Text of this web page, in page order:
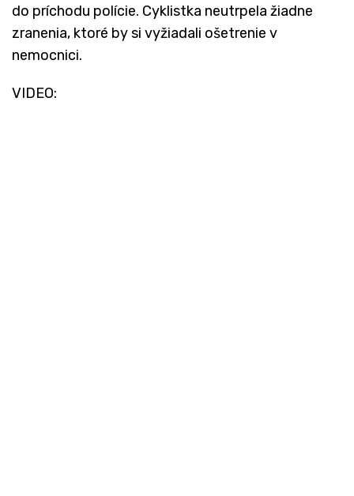
do príchodu polície. Cyklistka neutrpela žiadne
zranenia, ktoré by si vyžiadali ošetrenie v
nemocnici.
VIDEO: